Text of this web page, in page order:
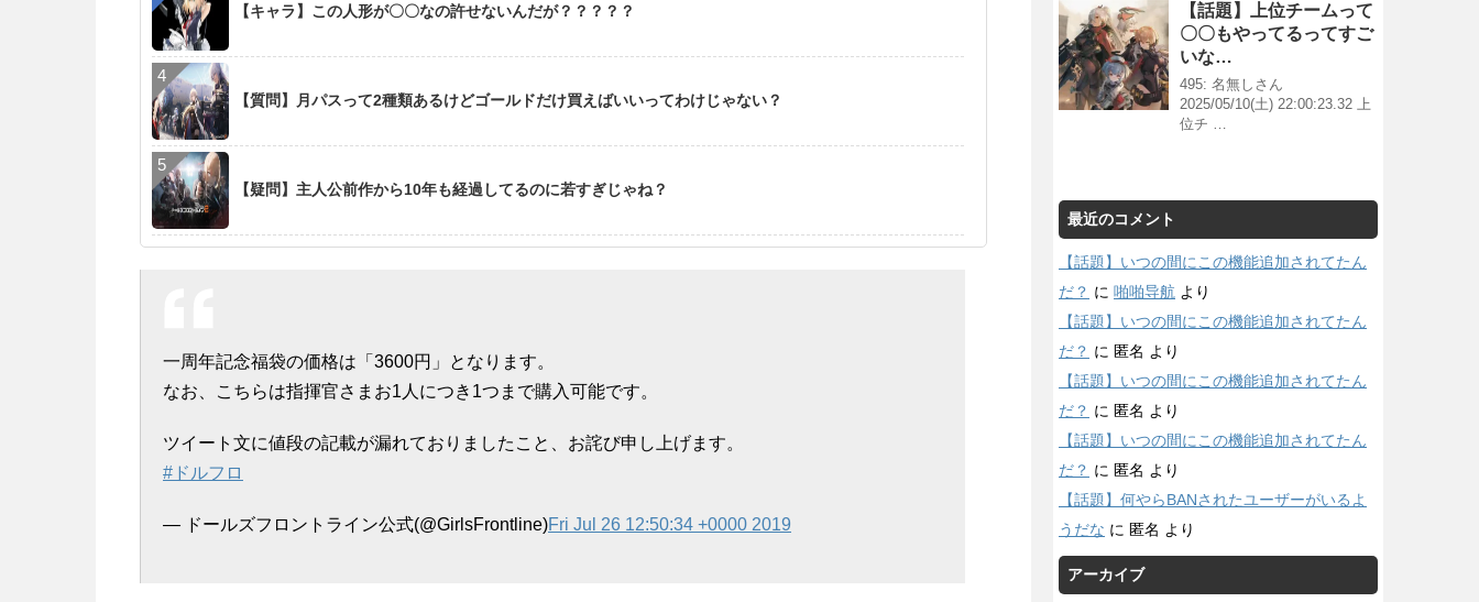
【キャラ】この人形が〇〇なの許せないんだが？？？？？
【質問】月パスって2種類あるけどゴールドだけ買えばいいってわけじゃない？
【疑問】主人公前作から10年も経過してるのに若すぎじゃね？
一周年記念福袋の価格は「3600円」となります。
なお、こちらは指揮官さまお1人につき1つまで購入可能です。
ツイート文に値段の記載が漏れておりましたこと、お詫び申し上げます。
#ドルフロ
— ドールズフロントライン公式(@GirlsFrontline)Fri Jul 26 12:50:34 +0000 2019
【話題】上位チームって
〇〇もやってるってすご
いな…
495: 名無しさん
2025/05/10(土) 22:00:23.32 上
位チ …
最近のコメント
【話題】いつの間にこの機能追加されてたん
だ？ に 啪啪导航 より
【話題】いつの間にこの機能追加されてたん
だ？ に 匿名 より
【話題】いつの間にこの機能追加されてたん
だ？ に 匿名 より
【話題】いつの間にこの機能追加されてたん
だ？ に 匿名 より
【話題】何やらBANされたユーザーがいるよ
うだな に 匿名 より
アーカイブ